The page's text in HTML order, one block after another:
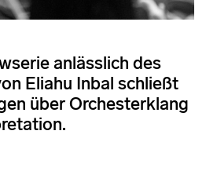
anlässlich des
Eliahu Inbal schließt
über Orchesterklang